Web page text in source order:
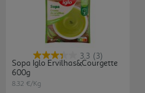
3.3 (3)
Sopa Iglo Ervilhas&courgette
600g
8.32 €/Kg